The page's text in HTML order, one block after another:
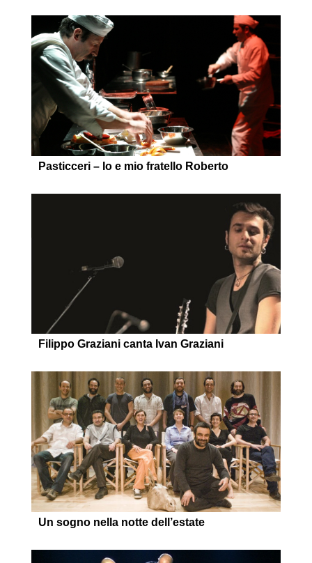
Pasticceri – Io e mio fratello Roberto
Filippo Graziani canta Ivan Graziani
Un sogno nella notte dell’estate